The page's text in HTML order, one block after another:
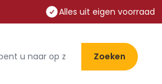
Alles uit eigen voorraad
Zoeken